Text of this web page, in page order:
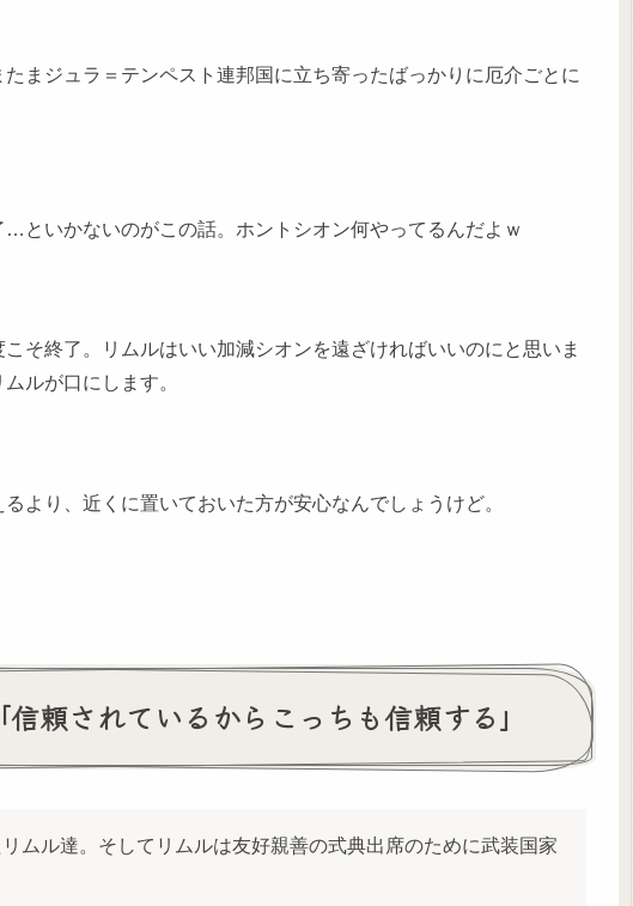
まジュラ＝テンペスト連邦国に立ち寄ったばっかりに厄介ごとに
といかないのがこの話。ホントシオン何やってるんだよｗ
そ終了。リムルはいい加減シオンを遠ざければいいのにと思いま
ルが口にします。
より、近くに置いておいた方が安心なんでしょうけど。
頼されているからこっちも信頼する」
ムル達。そしてリムルは友好親善の式典出席のために武装国家